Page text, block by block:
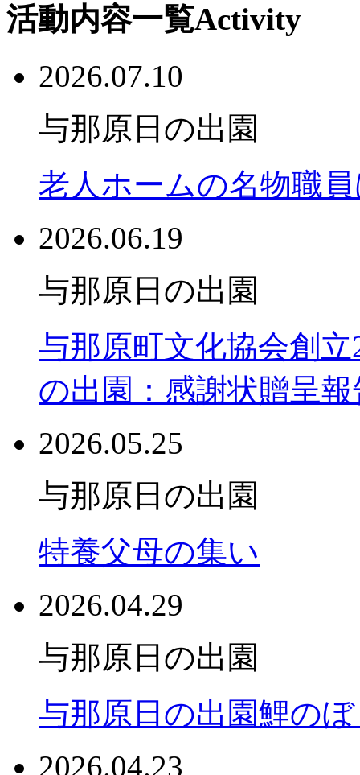
活動内容一覧Activity
2026.07.10
与那原日の出園
老人ホームの名物職
2026.06.19
与那原日の出園
与那原町文化協会創
の出園：感謝状贈呈
2026.05.25
与那原日の出園
特養父母の集い
2026.04.29
与那原日の出園
与那原日の出園鯉の
2026.04.23